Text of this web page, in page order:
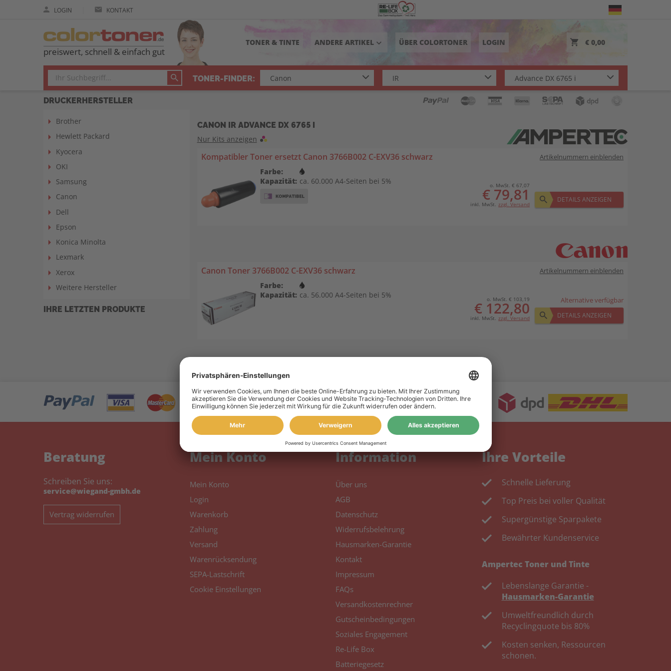
LOGIN KONTAKT
preiswert, schnell & einfach gut
TONER & TINTE ANDERE ARTIKEL keyboard_arrow_down ÜBER COLORTONER LOGIN € 0,00
TONER-FINDER:
DRUCKERHERSTELLER
Brother
Hewlett Packard
Kyocera
OKI
Samsung
Canon
Dell
Epson
Konica Minolta
Lexmark
Xerox
Weitere Hersteller
IHRE LETZTEN PRODUKTE
CANON IR ADVANCE DX 6765 I
Nur Kits anzeigen
Kompatibler Toner ersetzt Canon 3766B002 C-EXV36 schwarz Artikelnummern einblenden
Farbe:
Kapazität: ca. 60.000 A4-Seiten bei 5% o. MwSt. € 67,07
€ 79,81
inkl. MwSt. zzgl. Versand
DETAILS ANZEIGEN
Canon Toner 3766B002 C-EXV36 schwarz Artikelnummern einblenden
Farbe:
Kapazität: ca. 56.000 A4-Seiten bei 5% o. MwSt. € 103,19
€ 122,80
inkl. MwSt. zzgl. Versand
Alternative verfügbar
DETAILS ANZEIGEN
Beratung
Schreiben Sie uns:
service@wiegand-gmbh.de
Vertrag widerrufen
Mein Konto
Mein Konto
Login
Warenkorb
Zahlung
Versand
Warenrücksendung
SEPA-Lastschrift
Cookie Einstellungen
Information
Über uns
AGB
Datenschutz
Widerrufsbelehrung
Hausmarken-Garantie
Kontakt
Impressum
FAQs
Versandkostenrechner
Gutscheinbedingungen
Soziales Engagement
Re-Life Box
Batteriegesetz
Ihre Vorteile
Schnelle Lieferung
Top Preis bei voller Qualität
Supergünstige Sparpakete
Bewährter Kundenservice
Ampertec Toner und Tinte
Lebenslange Garantie -
Hausmarken-Garantie
Umweltfreundlich durch
Recyclingquote bis 80%
Kosten senken, Ressourcen
schonen.